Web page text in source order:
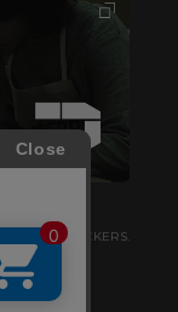
FREDRIK PACKERS.